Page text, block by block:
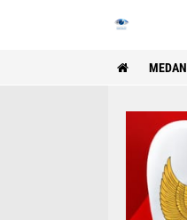
MEDAN